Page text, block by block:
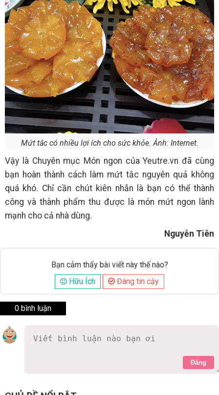
Mứt tắc có nhiều lợi ích cho sức khỏe. Ảnh: Internet.
Vậy là Chuyên mục Món ngon của Yeutre.vn đã cùng
bạn hoàn thành cách làm mứt tắc nguyên quả không
quá khó. Chỉ cần chút kiên nhẫn là bạn có thể thành
công và thành phẩm thu được là món mứt ngon lành
mạnh cho cả nhà dùng.
Nguyễn Tiên
Bạn cảm thấy bài viết này thế nào?
Hữu Ích
Đáng tin cậy
0 bình luận
Đăng